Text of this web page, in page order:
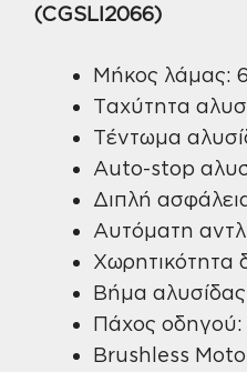
(CGSLI2066)
Μήκος λάμας:
Ταχύτητα
Τέντωμα
Auto-stop
Διπλή
Αυτόματη
Χωρητικότητα
Βήμα
Πάχος οδηγού:
Brushless